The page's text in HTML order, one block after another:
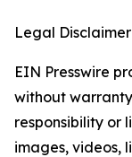
Legal
EIN Presswire
without
responsibility or
images, videos,